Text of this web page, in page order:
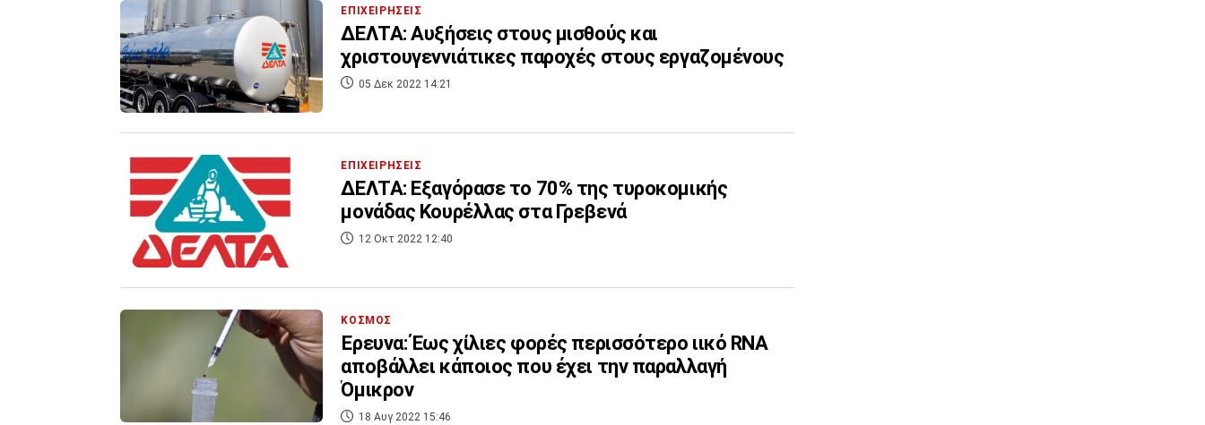
ΕΠΙΧΕΙΡΗΣΕΙΣ
ΔΕΛΤΑ: Αυξήσεις στους μισθούς και
χριστουγεννιάτικες παροχές στους εργαζομένους
05 Δεκ 2022 14:21
ΕΠΙΧΕΙΡΗΣΕΙΣ
ΔΕΛΤΑ: Εξαγόρασε το 70% της τυροκομικής
μονάδας Κουρέλλας στα Γρεβενά
12 Οκτ 2022 12:40
ΚΟΣΜΟΣ
Έρευνα: Έως χίλιες φορές περισσότερο ιικό RNA
αποβάλλει κάποιος που έχει την παραλλαγή
Όμικρον
18 Αυγ 2022 15:46